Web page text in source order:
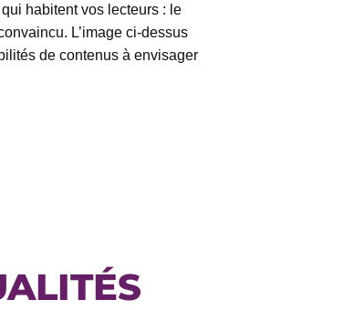
habitent vos lecteurs : le
L’image ci-dessus
de contenus à envisager